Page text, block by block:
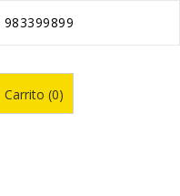
983399899
Carrito (0)